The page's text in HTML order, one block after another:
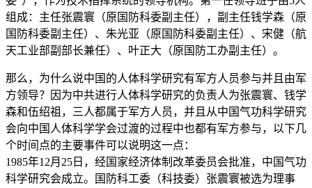
组成：主任张震寰（原国防科委副主任），副主任钱学森（原
国防科委副主任）、朱光亚（原国防科委副主任）、宋健（航
天工业部副部长兼任）、叶正大（原国防工办副主任）。
那么，为什么说中国的人体科学研究有军方人员参与并且由军
方领导？因为中共进行人体科学研究的负责人为张震寰、钱学
森和伍绍祖，三人都属于军方人员，并且从中国气功科学研究
会向中国人体科学学会过渡的过程中也都有军方参与，以下几
个时间点的主要事件可以说明这一点：
1985年12月25日，经国家经济体制改革委员会批准，中国气功
科学研究会成立。国防科工委（科技委）张震寰被选为理事